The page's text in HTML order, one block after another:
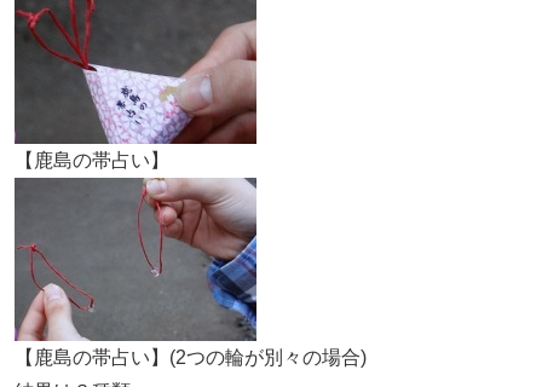
【鹿島の帯占い】
【鹿島の帯占い】(2つの輪が別々の場合)